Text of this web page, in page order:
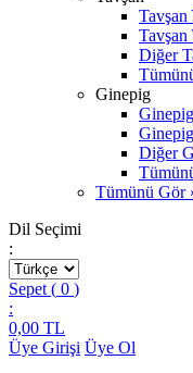
Tavşan
Tavşan
Diğer
Ginepig
Diğer
Tümünü Gör
Dil Seçimi
:
Sepet ( 0 )
:
0,00 TL
Üye Girişi Üye Ol